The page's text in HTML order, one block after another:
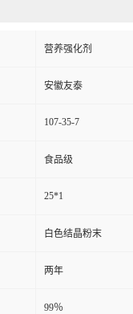
营养强化剂
安徽友泰
107-35-7
食品级
25*1
白色结晶粉末
两年
99％